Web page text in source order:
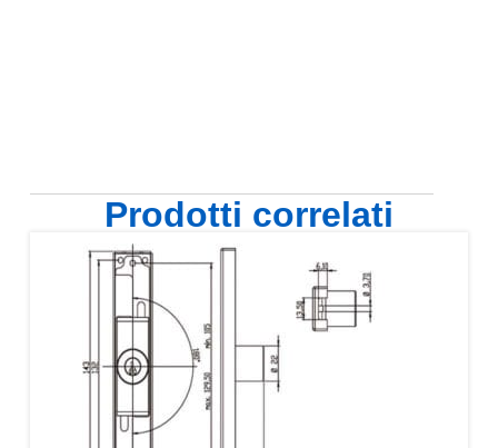
Prodotti correlati